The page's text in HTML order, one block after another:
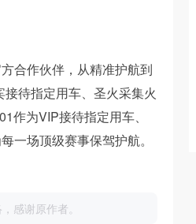
合作伙伴，从精准护航到
待指定用车、圣火采集火
作为VIP接待指定用车、
一场顶级赛事保驾护航。
感谢原作者。